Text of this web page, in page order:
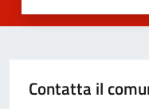
Contatta il